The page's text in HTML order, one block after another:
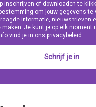
inschrijven of downloaden te
om jouw gegevens te
informatie, nieuwsbrieven
maken. Je kunt je op elk moment
vind je in ons privacybeleid.